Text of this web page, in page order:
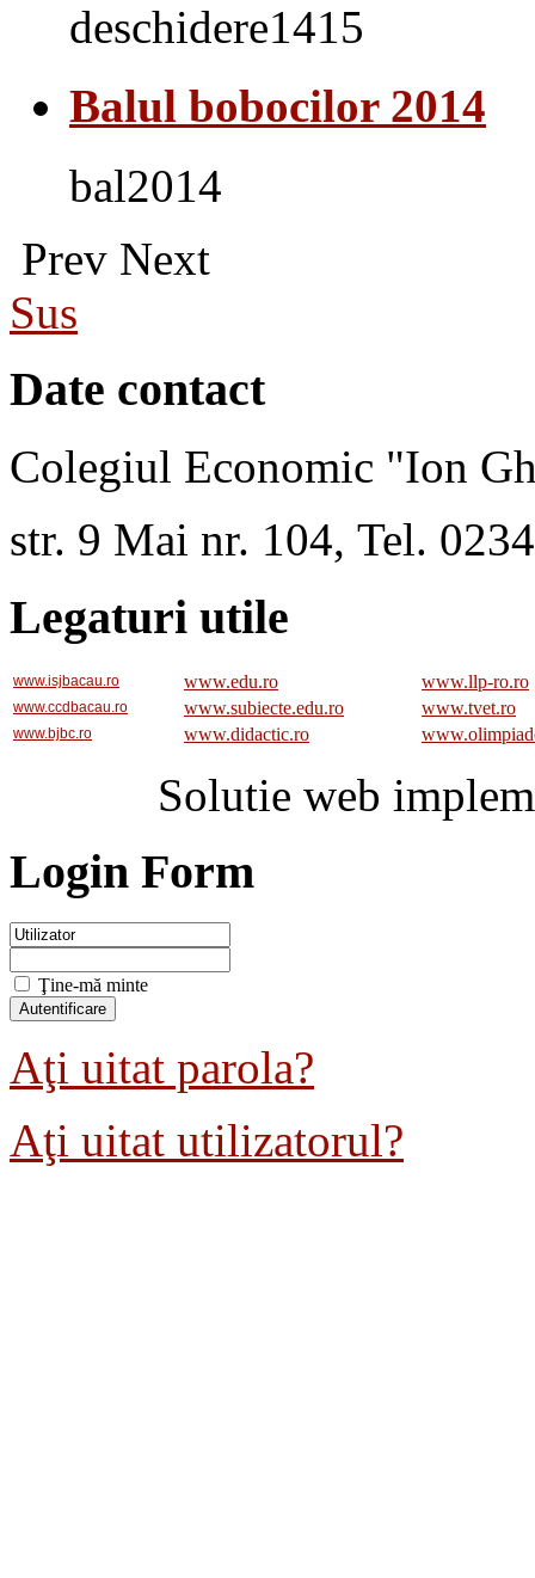
deschidere1415
Balul bobocilor 2014
bal2014
Prev Next
Sus
Date contact
Colegiul Economic "Ion
str. 9 Mai nr. 104, Tel.
Legaturi utile
www.isjbacau.ro www.edu.ro www.llp-ro.ro
www.ccdbacau.ro www.subiecte.edu.ro www.tvet.ro
www.bjbc.ro www.didactic.ro
Solutie web
Login Form
Ţine-mă minte
Aţi uitat parola?
Aţi uitat utilizatorul?